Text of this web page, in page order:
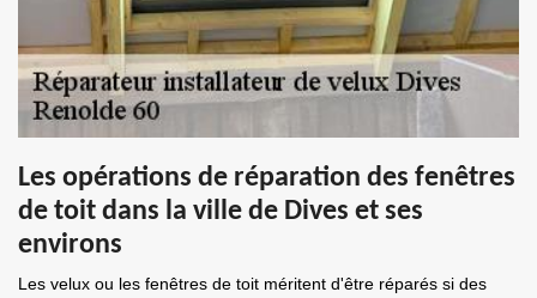
Les opérations de réparation des fenêtres
de toit dans la ville de Dives et ses
environs
Les velux ou les fenêtres de toit méritent d'être réparés si des